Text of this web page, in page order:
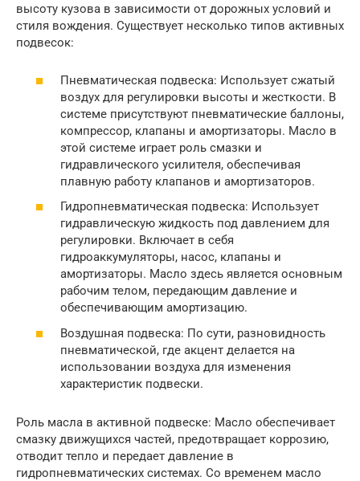
высоту кузова в зависимости от дорожных условий и
стиля вождения. Существует несколько типов активных
подвесок:
Пневматическая подвеска: Использует сжатый
воздух для регулировки высоты и жесткости. В
системе присутствуют пневматические баллоны,
компрессор, клапаны и амортизаторы. Масло в
этой системе играет роль смазки и
гидравлического усилителя, обеспечивая
плавную работу клапанов и амортизаторов.
Гидропневматическая подвеска: Использует
гидравлическую жидкость под давлением для
регулировки. Включает в себя
гидроаккумуляторы, насос, клапаны и
амортизаторы. Масло здесь является основным
рабочим телом, передающим давление и
обеспечивающим амортизацию.
Воздушная подвеска: По сути, разновидность
пневматической, где акцент делается на
использовании воздуха для изменения
характеристик подвески.
Роль масла в активной подвеске: Масло обеспечивает
смазку движущихся частей, предотвращает коррозию,
отводит тепло и передает давление в
гидропневматических системах. Со временем масло